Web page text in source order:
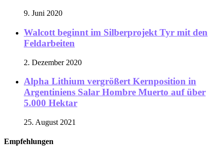
9. Juni 2020
Walcott beginnt im Silberprojekt Tyr mit den
Feldarbeiten
2. Dezember 2020
Alpha Lithium vergrößert Kernposition in
Argentiniens Salar Hombre Muerto auf über
5.000 Hektar
25. August 2021
Empfehlungen